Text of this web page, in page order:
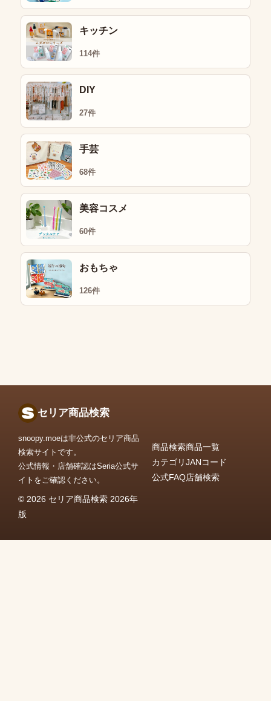
キッチン
114件
DIY
27件
手芸
68件
美容コスメ
60件
おもちゃ
126件
セリア商品検索
snoopy.moeは非公式のセリア商品
検索サイトです。
公式情報・店舗確認はSeria公式サ
イトをご確認ください。
© 2026 セリア商品検索 2026年
版
商品検索商品一覧
カテゴリJANコード
公式FAQ店舗検索